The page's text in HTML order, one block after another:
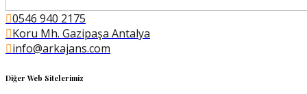
0546 940 2175
Koru Mh. Gazipaşa Antalya
info@arkajans.com
Diğer Web Sitelerimiz